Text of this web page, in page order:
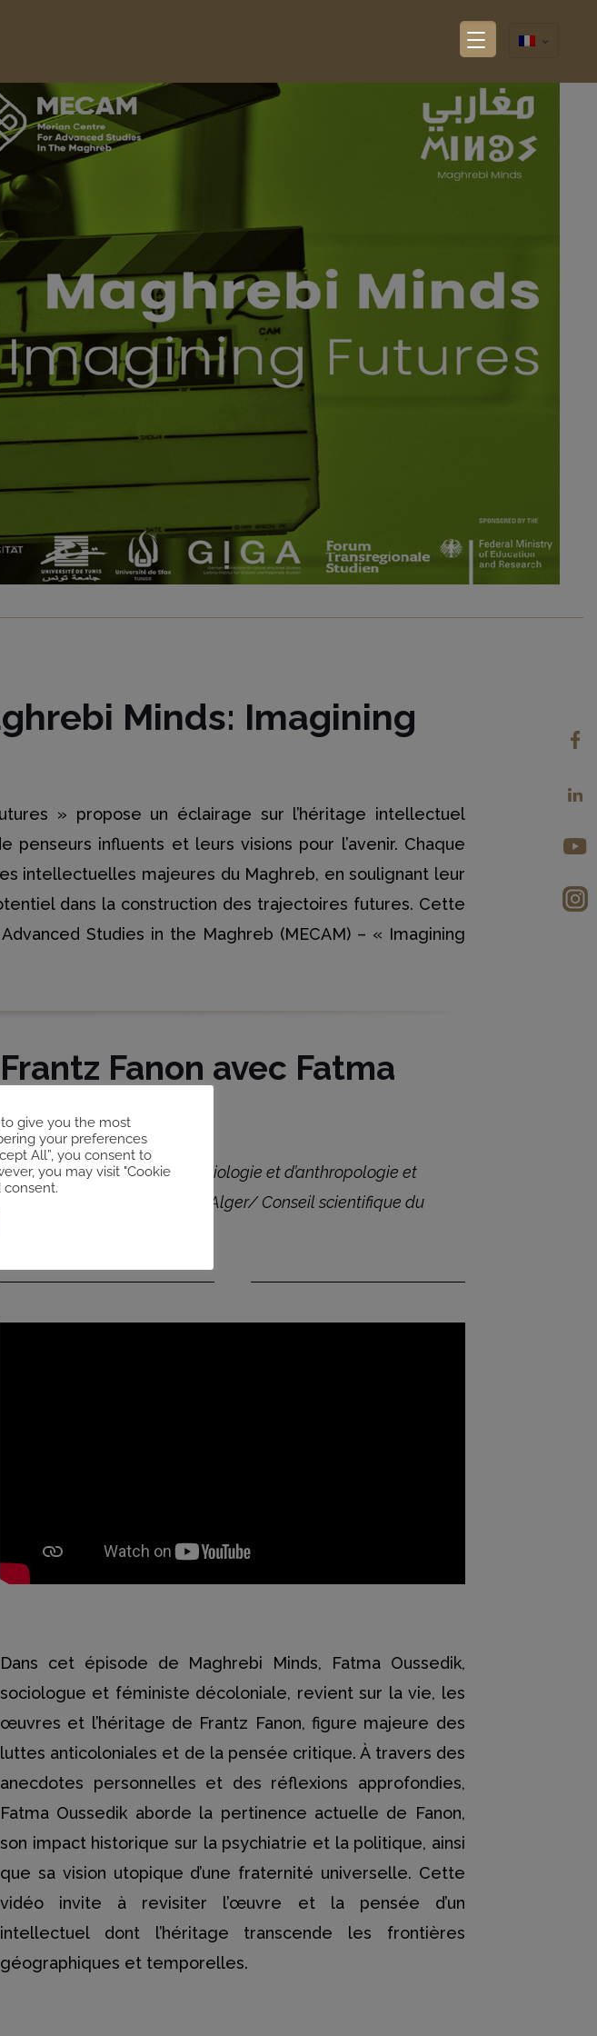
Minds: Imagining
» propose un éclairage sur l’héritage intellectuel
influents et leurs visions pour l’avenir. Chaque
intellectuelles majeures du Maghreb, en soulignant leur
dans la construction des trajectoires futures. Cette
Studies in the Maghreb (MECAM) – « Imagining
Frantz Fanon avec Fatma
Oussedik
Fatma Oussedik (Prof. de sociologie et d’anthropologie et
d’anthropologie, Université d’Alger/Conseil scientifique du
Dans cet épisode de Maghrebi Minds, Fatma Oussedik,
sociologue et féministe décoloniale, revient sur la vie, les
œuvres et l’héritage de Frantz Fanon, figure majeure des
luttes anticoloniales et de la pensée critique. À travers des
anecdotes personnelles et des réflexions approfondies,
Fatma Oussedik aborde la pertinence actuelle de Fanon,
son impact historique sur la psychiatrie et la politique, ainsi
que sa vision utopique d’une fraternité universelle. Cette
vidéo invite à revisiter l’œuvre et la pensée d’un
intellectuel dont l’héritage transcende les frontières
géographiques et temporelles.
give you the most
your preferences
All”, you consent to
you may visit "Cookie
consent.